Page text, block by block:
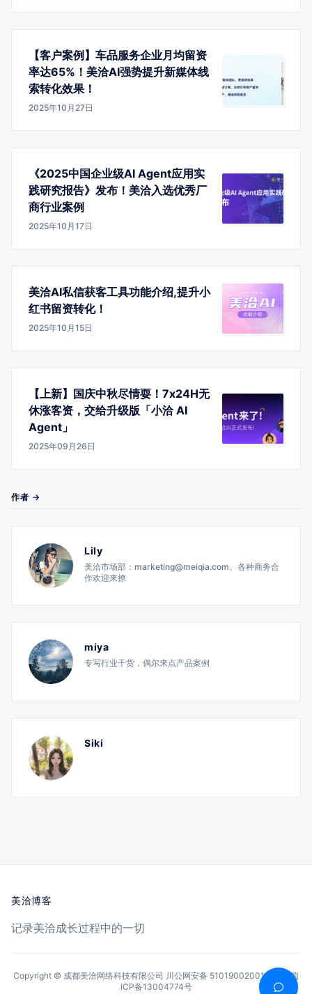
【客户案例】车品服务企业月均留资
率达65%！美洽AI强势提升新媒体线
索转化效果！
2025年10月27日
《2025中国企业级AI Agent应用实
践研究报告》发布！美洽入选优秀厂
商行业案例
2025年10月17日
美洽AI私信获客工具功能介绍,提升小
红书留资转化！
2025年10月15日
【上新】国庆中秋尽情耍！7x24H无
休涨客资，交给升级版「小洽 AI
Agent」
2025年09月26日
作者 →
Lily
美洽市场部：marketing@meiqia.com。各种商务合
作欢迎来撩
miya
专写行业干货，偶尔来点产品案例
Siki
美洽博客
记录美洽成长过程中的一切
Copyright © 成都美洽网络科技有限公司 川公网安备 51019002001144号
蜀
ICP备13004774号